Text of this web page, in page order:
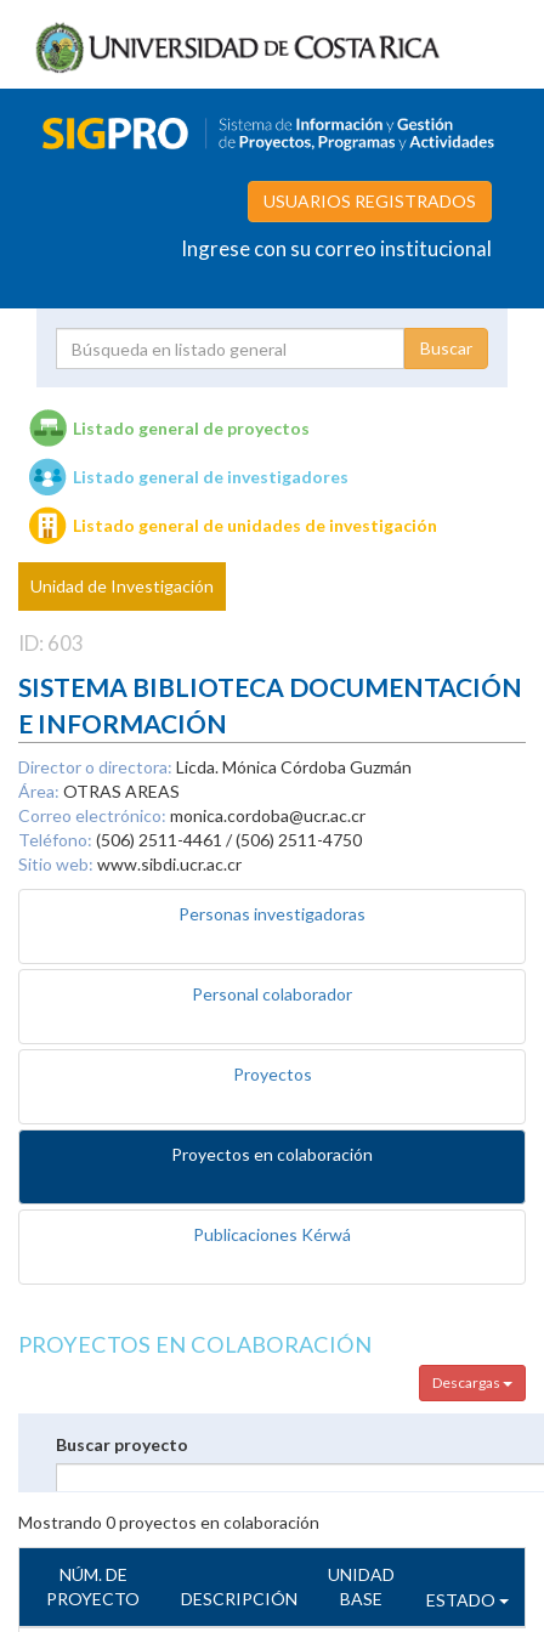
USUARIOS REGISTRADOS
Ingrese con su correo institucional
Unidades de investigación
Listado general de proyectos
Listado general de investigadores
Listado general de unidades de investigación
Unidad de Investigación
ID: 603
SISTEMA BIBLIOTECA DOCUMENTACIÓN
E INFORMACIÓN
Director o directora: Licda. Mónica Córdoba Guzmán
Área: OTRAS AREAS
Correo electrónico: monica.cordoba@ucr.ac.cr
Teléfono: (506) 2511-4461 / (506) 2511-4750
Sitio web: www.sibdi.ucr.ac.cr
Personas investigadoras
Personal colaborador
Proyectos
Proyectos en colaboración
Publicaciones Kérwá
PROYECTOS EN COLABORACIÓN
Descargas
Buscar proyecto
Mostrando 0proyectos en colaboración
NÚM. DE
PROYECTO
DESCRIPCIÓN
UNIDAD
BASE
ESTADO